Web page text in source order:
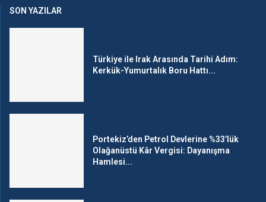
SON YAZILAR
Türkiye ile Irak Arasında Tarihi Adım:
Kerkük-Yumurtalık Boru Hattı...
Portekiz’den Petrol Devlerine %33’lük
Olağanüstü Kâr Vergisi: Dayanışma
Hamlesi...